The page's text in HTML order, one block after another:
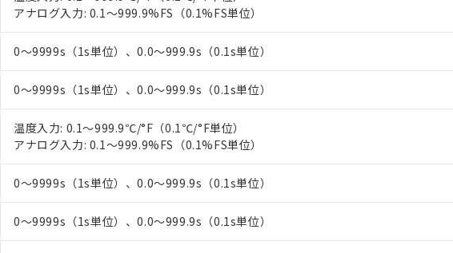
アナログ入力: 0.1～999.9%FS（0.1%FS単位）
0～9999s（1s単位）、0.0～999.9s（0.1s単位）
0～9999s（1s単位）、0.0～999.9s（0.1s単位）
温度入力: 0.1～999.9℃/°F（0.1℃/°F単位）
アナログ入力: 0.1～999.9%FS（0.1%FS単位）
0～9999s（1s単位）、0.0～999.9s（0.1s単位）
0～9999s（1s単位）、0.0～999.9s（0.1s単位）
ている必要があります。
お客様が当ウェブサイト上で当社にご登録された部品リストについて、当社および
が、当社の製品・サービスに関するお客様との取引・商談に必要な範囲で利用す
いる法人を指します。
※3 非含有証明書ダウンロード
EU RoHS指令（10物質）の非含有証明書
51物質の非含有証明書（当社基準）
※本証明書は発行日時点で非含有を証明するもので、過去に遡って非含有を証明するも
また、RoHS指令のフタル酸エステル類４物質の対応では、対応完了までの期間は出
混在することから備考欄に対応日を記載しておりました。
既に当社にて対応品への在庫切替を完了していることから、特段のことがない限り、
り割愛しております。
味します。
「－」：未確認です。当社販売部門へお問い合わせください。
合意する
空
受注生産機種、また在庫状況の情報を公開していない機種